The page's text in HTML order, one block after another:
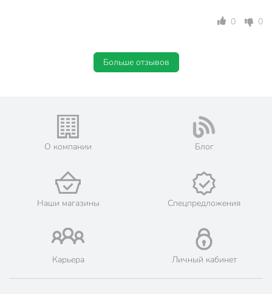
0 0
Больше отзывов
О компании Блог
Наши магазины Спецпредложения
Карьера Личный кабинет